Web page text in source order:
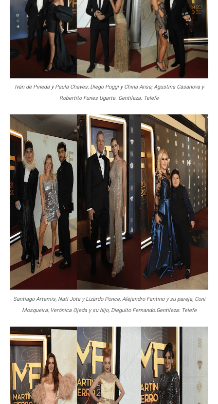
Iván de Pineda y Paula Chaves; Diego Poggi y China Ansa; Agustina Casanova y
Robertito Funes Ugarte. Gentileza: Telefe
Santiago Artemis, Nati Jota y Lizardo Ponce; Alejandro Fantino y su pareja, Coni
Mosqueira; Verónica Ojeda y su hijo, Dieguito Fernando.Gentileza: Telefe